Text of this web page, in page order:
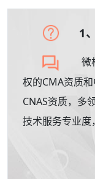
1
微
权的CMA资质
CNAS资质，多
技术服务专业度